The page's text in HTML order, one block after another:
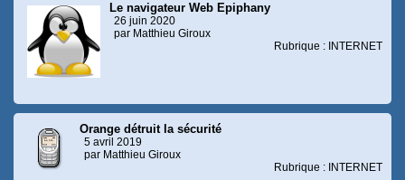
Le navigateur Web Epiphany
26 juin 2020
par Matthieu Giroux
Rubrique : INTERNET
Orange détruit la sécurité
5 avril 2019
par Matthieu Giroux
Rubrique : INTERNET